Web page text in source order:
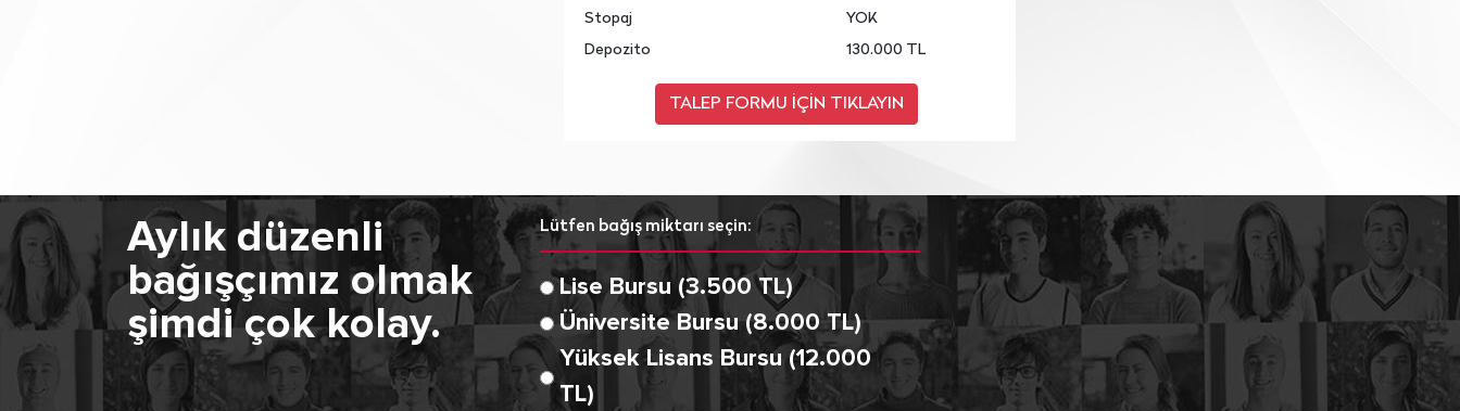
Stopaj
YOK
Depozito
130.000 TL
Aylık düzenli
bağışçımız olmak
şimdi çok kolay.
Lütfen bağış miktarı seçin:
Lise Bursu (3.500 TL)
Üniversite Bursu (8.000 TL)
Yüksek Lisans Bursu (12.000
TL)